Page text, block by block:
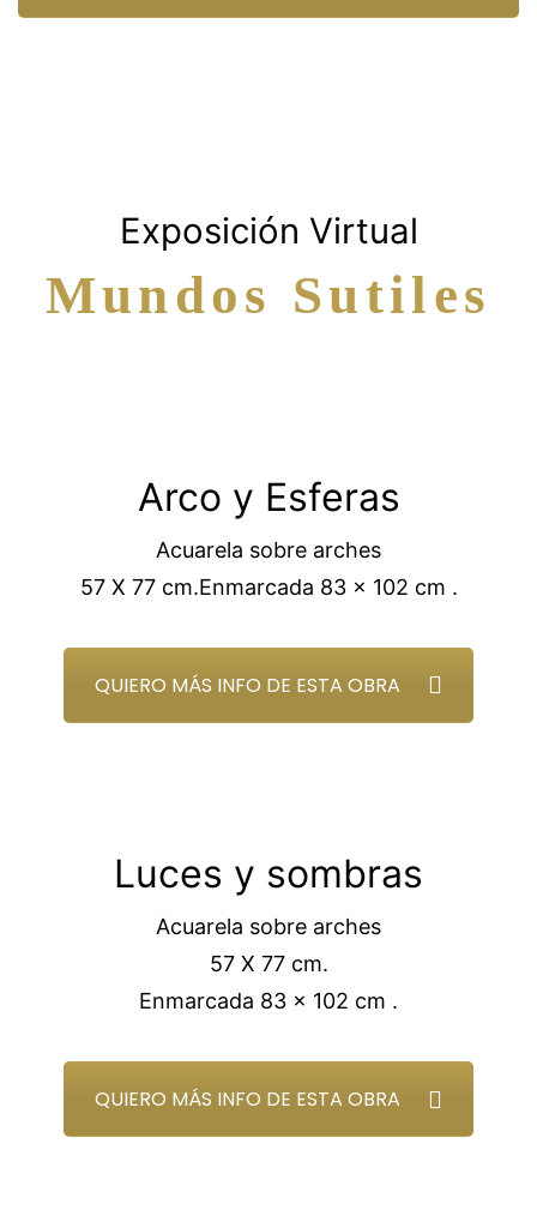
Exposición Virtual
Mundos Sutiles
Arco y Esferas
Acuarela sobre arches
57 X 77 cm.Enmarcada 83 x 102 cm .
QUIERO MÁS INFO DE ESTA OBRA
Luces y sombras
Acuarela sobre arches
57 X 77 cm.
Enmarcada 83 x 102 cm .
QUIERO MÁS INFO DE ESTA OBRA